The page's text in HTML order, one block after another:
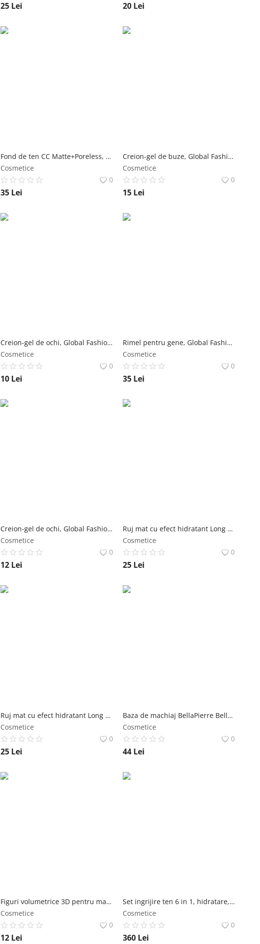
25 Lei 20 Lei
Fond de ten CC Matte+Poreless, Global Fashion, G012, Natural Tan, 30 ml Global Fashion
Cosmetice
0
35 Lei
Creion-gel de buze, Global Fashion, velvet smooth lipliner, 01, 3g Global Fashion
Cosmetice
0
15 Lei
Creion-gel de ochi, Global Fashion, 01, negru, Global Fashion
Cosmetice
0
10 Lei
Rimel pentru gene, Global Fashion, Ocean Dense Mascara, Negru, GM2, 5 g Global Fashion
Cosmetice
0
35 Lei
Creion-gel de ochi, Global Fashion, 08, white Global Fashion
Cosmetice
0
12 Lei
Ruj mat cu efect hidratant Long Lasting Global Fashion, GF38005 #106 Global Fashion
Cosmetice
0
25 Lei
Ruj mat cu efect hidratant Long Lasting Global Fashion, GF38005 #108, 3 g Global Fashion
Cosmetice
0
25 Lei
Baza de machiaj BellaPierre BellaPierre
Cosmetice
0
44 Lei
Figuri volumetrice 3D pentru manichiură, set funde colorate Global Fashion
Cosmetice
0
12 Lei
Set ingrijire ten 6 in 1, hidratare, albire, prospetime, anti-imbtranire, anti rid cu vitamina E, Red Pomegranate ANTI-AGING, 30g/50g/100g/120ml/50ml/1000ml Global Fashion
Cosmetice
0
360 Lei